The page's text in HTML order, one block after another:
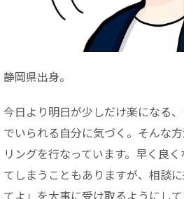
静岡県出身。
今日より明日が少しだけ楽になる
でいられる自分に気づく。そんな
リングを行なっています。早く良
てしまうこともありますが、相談
てよ」を大事に受け取るようにして